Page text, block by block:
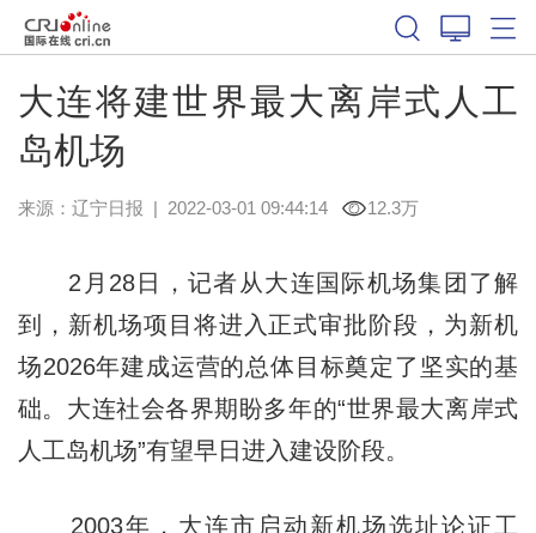
大连将建世界最大离岸式人工
岛机场
来源： 辽宁日报 | 2022-03-01 09:44:14 12.3万
2月28日，记者从大连国际机场集团了解
到，新机场项目将进入正式审批阶段，为新机
场2026年建成运营的总体目标奠定了坚实的基
础。大连社会各界期盼多年的“世界最大离岸式
人工岛机场”有望早日进入建设阶段。
2003年，大连市启动新机场选址论证工